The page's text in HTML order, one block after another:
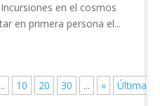
en el cosmos
en primera persona el...
... 10 20 30 ... »
Última